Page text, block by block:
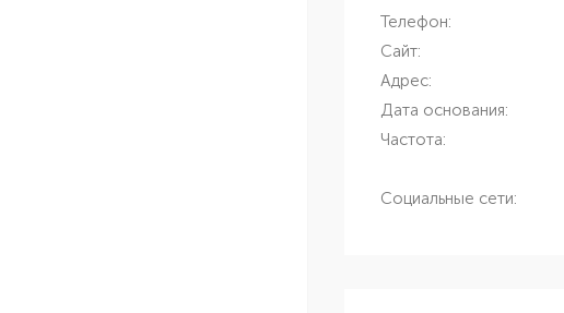
Телефон:
Сайт:
Адрес:
Дата основания:
Частота:
Социальные сети: